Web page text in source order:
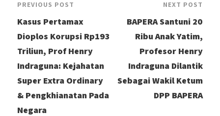
PREVIOUS POST
Kasus Pertamax
Dioplos Korupsi Rp193
Triliun, Prof Henry
Indraguna: Kejahatan
Super Extra Ordinary
& Pengkhianatan Pada
Negara
NEXT POST
BAPERA Santuni 20
Ribu Anak Yatim,
Profesor Henry
Indraguna Dilantik
Sebagai Wakil Ketum
DPP BAPERA